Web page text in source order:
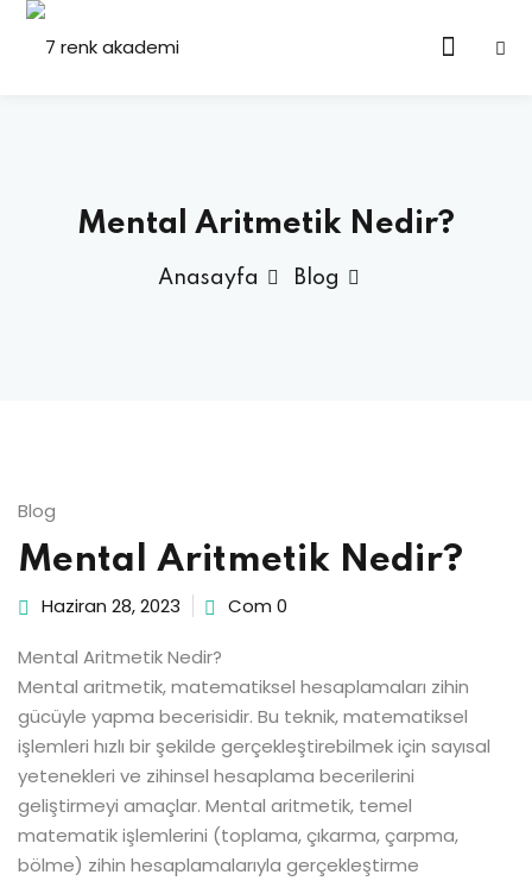
Mental Aritmetik Nedir?
Anasayfa Blog
Blog
Mental Aritmetik Nedir?
Haziran 28, 2023 Com 0
Mental Aritmetik Nedir?
Mental aritmetik, matematiksel hesaplamaları zihin
gücüyle yapma becerisidir. Bu teknik, matematiksel
işlemleri hızlı bir şekilde gerçekleştirebilmek için sayısal
yetenekleri ve zihinsel hesaplama becerilerini
geliştirmeyi amaçlar. Mental aritmetik, temel
matematik işlemlerini (toplama, çıkarma, çarpma,
bölme) zihin hesaplamalarıyla gerçekleştirme